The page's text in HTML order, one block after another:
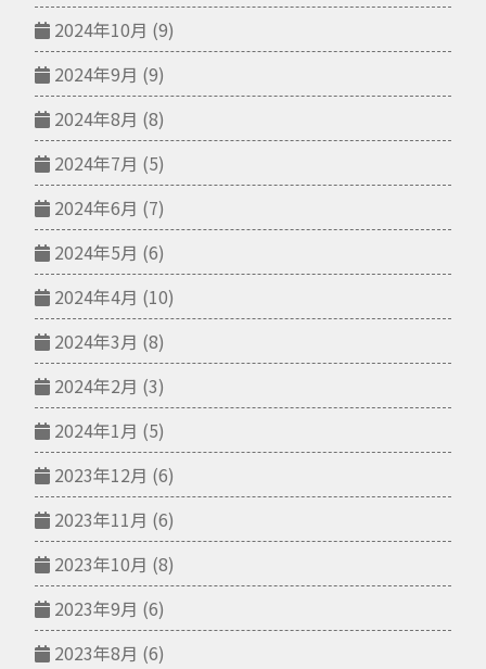
2024年10月 (9)
2024年9月 (9)
2024年8月 (8)
2024年7月 (5)
2024年6月 (7)
2024年5月 (6)
2024年4月 (10)
2024年3月 (8)
2024年2月 (3)
2024年1月 (5)
2023年12月 (6)
2023年11月 (6)
2023年10月 (8)
2023年9月 (6)
2023年8月 (6)